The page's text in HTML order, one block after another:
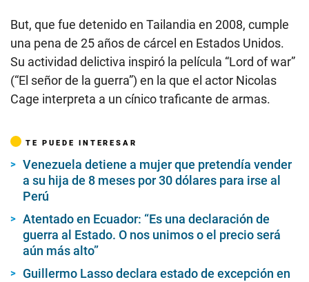
But, que fue detenido en Tailandia en 2008, cumple
una pena de 25 años de cárcel en Estados Unidos.
Su actividad delictiva inspiró la película “Lord of war”
(“El señor de la guerra”) en la que el actor Nicolas
Cage interpreta a un cínico traficante de armas.
TE PUEDE INTERESAR
Venezuela detiene a mujer que pretendía vender
a su hija de 8 meses por 30 dólares para irse al
Perú
Atentado en Ecuador: “Es una declaración de
guerra al Estado. O nos unimos o el precio será
aún más alto”
Guillermo Lasso declara estado de excepción en